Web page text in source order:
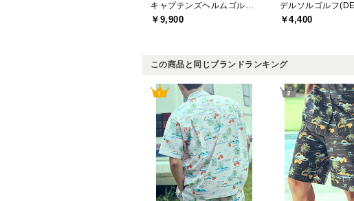
キャプテンズヘルムゴルフ(Captains Helm Golf)
￥9,900 ￥4,400
この商品と同じブランドランキング